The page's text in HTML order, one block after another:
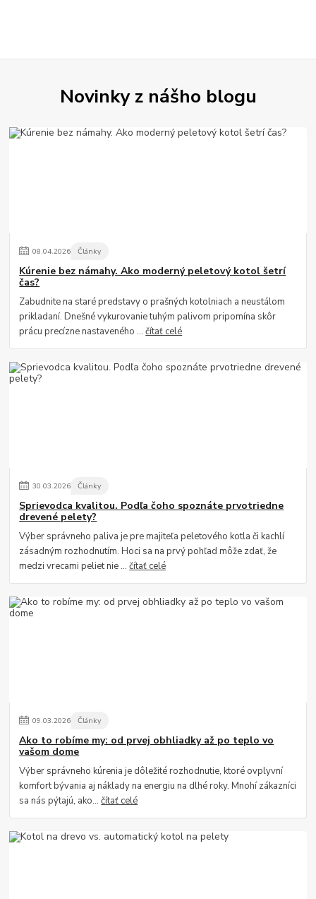
Novinky z nášho blogu
08.04.2026 Články
Kúrenie bez námahy. Ako moderný peletový kotol šetrí
čas?
Zabudnite na staré predstavy o prašných kotolniach a neustálom
prikladaní. Dnešné vykurovanie tuhým palivom pripomína skôr
prácu precízne nastaveného ...čítať celé
30.03.2026 Články
Sprievodca kvalitou. Podľa čoho spoznáte prvotriedne
drevené pelety?
Výber správneho paliva je pre majiteľa peletového kotla či kachlí
zásadným rozhodnutím. Hoci sa na prvý pohľad môže zdať, že
medzi vrecami peliet nie ...čítať celé
09.03.2026 Články
Ako to robíme my: od prvej obhliadky až po teplo vo
vašom dome
Výber správneho kúrenia je dôležité rozhodnutie, ktoré ovplyvní
komfort bývania aj náklady na energiu na dlhé roky. Mnohí zákazníci
sa nás pýtajú, ako...čítať celé